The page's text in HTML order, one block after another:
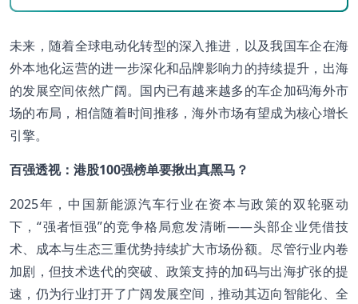
未来，随着全球电动化转型的深入推进，以及我国车企在海
外本地化运营的进一步深化和品牌影响力的持续提升，出海
的发展空间依然广阔。国内已有越来越多的车企加码海外市
场的布局，相信随着时间推移，海外市场有望成为核心增长
引擎。
百强透视：港股100强榜单要揪出真黑马？
2025年，中国新能源汽车行业在资本与政策的双轮驱动
下，“强者恒强”的竞争格局愈发清晰——头部企业凭借技
术、成本与生态三重优势持续扩大市场份额。尽管行业内卷
加剧，但技术迭代的突破、政策支持的加码与出海扩张的提
速，仍为行业打开了广阔发展空间，推动其迈向智能化、全